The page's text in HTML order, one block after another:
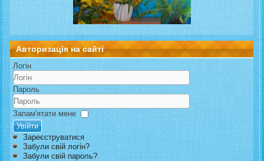
Авторизація на сайті
Логін
Пароль
Запам'ятати мене
Увійти
Зареєструватися
Забули свій логін?
Забули свій пароль?